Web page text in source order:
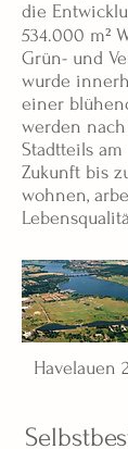
die
534.000 m²
Grün- und
wurde
einer
werden
Stadtteils
Zukunft bis
wohnen,
Havelauen